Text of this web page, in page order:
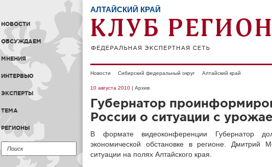
НОВОСТИ
ОБСУЖДАЕМ
МНЕНИЯ
ИНТЕРВЬЮ
ЭКСПЕРТЫ
ТЕМА
РЕГИОНЫ
АЛТАЙСКИЙ КРАЙ
Новости Сибирский федеральный округ Алтайский край
10 августа 2010 | Архив
Губернатор
России о ситуации с
В формате видеоконференции Губернатор
экономической обстановке в регионе. Дмитрий
ситуации на полях Алтайского края.